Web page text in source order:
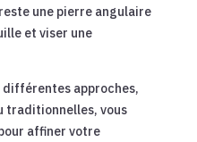
une pierre angulaire
et viser une
différentes approches,
traditionnelles, vous
affiner votre